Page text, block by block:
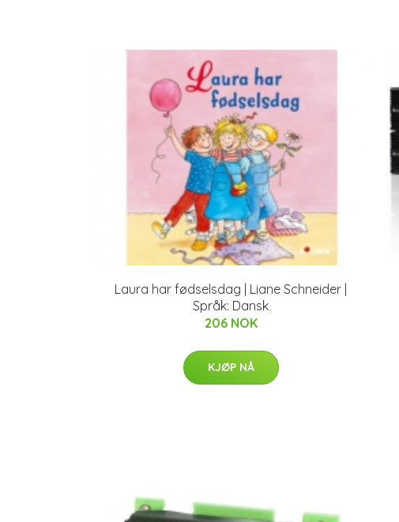
Laura har fødselsdag | Liane Schneider |
Språk: Dansk
206 NOK
KJØP NÅ